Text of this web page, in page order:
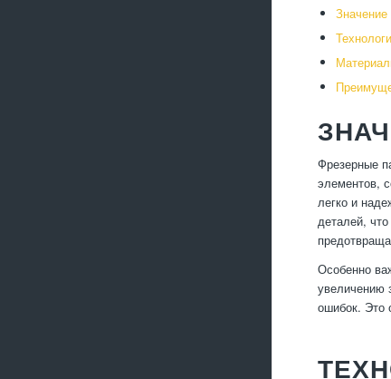
Фрезерные
элементов,
легко и
деталей,
Особенно
увеличению
ошибок. Это